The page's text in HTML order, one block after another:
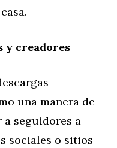
y creadores
una manera de
seguidores a
sociales o sitios